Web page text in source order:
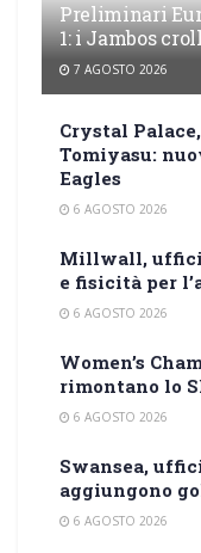
Preliminari
1: i Jambos
7 AGOSTO 2026
Crystal
Tomiyasu:
Eagles
6 AGOSTO 2026
Millwall,
e fisicità per
6 AGOSTO 2026
Women’s
rimontano lo
6 AGOSTO 2026
Swansea,
aggiungono
6 AGOSTO 2026